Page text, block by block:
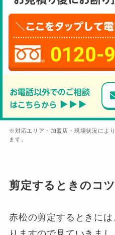
0120-
※対応エリア・加盟店・現場状況によ
ます。
剪定するときのコ
赤松の剪定するときに